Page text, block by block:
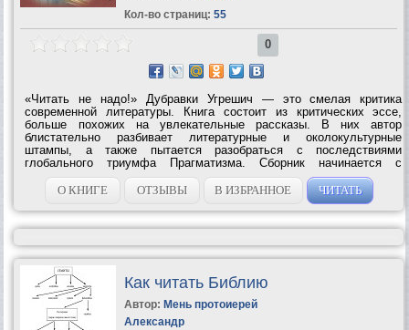
Кол-во страниц: 55
0
«Читать не надо!» Дубравки Угрешич — это смелая критика
современной литературы. Книга состоит из критических эссе,
больше похожих на увлекательные рассказы. В них автор
блистательно разбивает литературные и околокультурные
штампы, а также пытается разобраться с последствиями
глобального триумфа Прагматизма. Сборник начинается с
остроумной критики книгоиздательского дела, от которой Угрешич
переходит к гораздо более серьезным...
О КНИГЕ ОТЗЫВЫ В ИЗБРАННОЕ ЧИТАТЬ
Как читать Библию
Автор: Мень протоиерей
Александр